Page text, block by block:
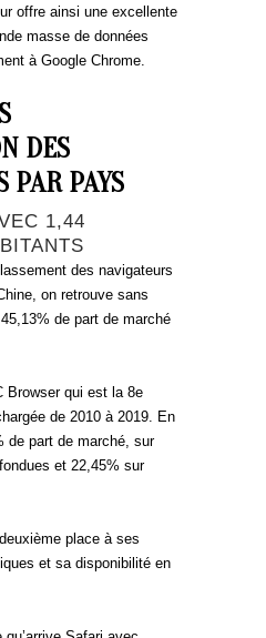
offre ainsi une excellente
masse de données
à Google Chrome.
DES
PAR PAYS
1,44
des navigateurs
on retrouve sans
de part de marché
Browser qui est la 8e
de 2010 à 2019. En
de part de marché, sur
et 22,45% sur
place à ses
et sa disponibilité en